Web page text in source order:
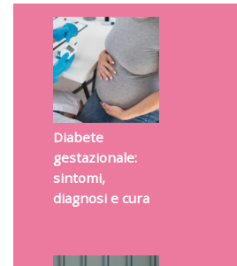
Diabete
gestazionale:
sintomi,
diagnosi e cura